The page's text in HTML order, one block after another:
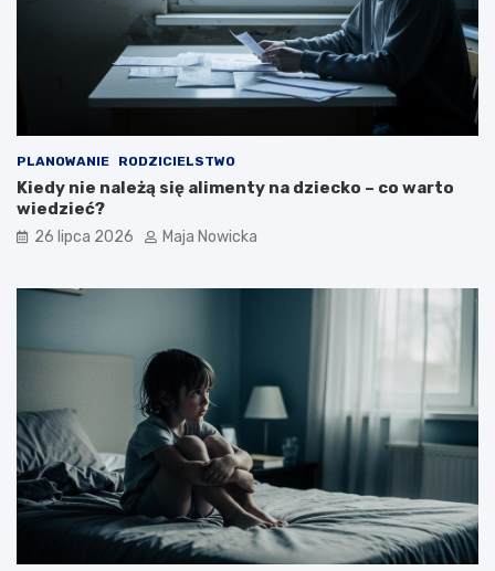
PLANOWANIE RODZICIELSTWO
Kiedy nie należą się alimenty na dziecko – co warto
wiedzieć?
26 lipca 2026 Maja Nowicka